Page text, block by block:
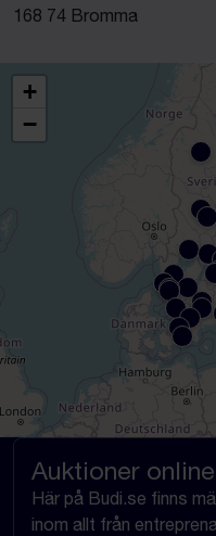
168 74 Bromma
+
−
Auktioner
Här på Budi.se finns
inom allt från